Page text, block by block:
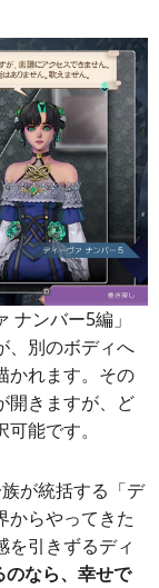
ナンバー5編」
、別のボディへ
かれます。その
開きますが、ど
能です。
が統括する「デ
からやってきた
を引きずるディ
のなら、幸せで